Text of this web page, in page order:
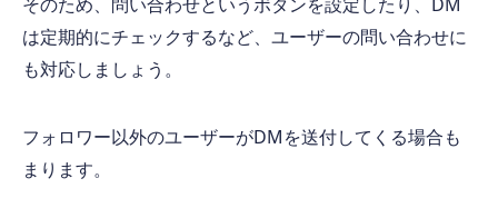
は定期的にチェックするなど、ユーザーの問い合わせに
も対応しましょう。
フォロワー以外のユーザーがDMを送付してくる場合も
まります。